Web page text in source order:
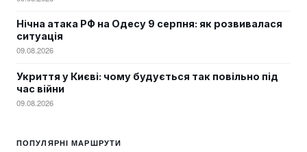
Нічна атака РФ на Одесу 9 серпня: як розвивалася
ситуація
09.08.2026
Укриття у Києві: чому будується так повільно під
час війни
09.08.2026
ПОПУЛЯРНІ МАРШРУТИ